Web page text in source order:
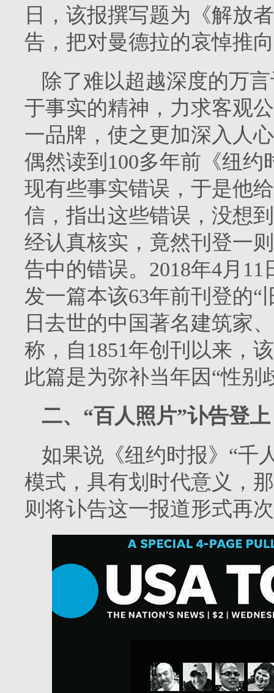
日，该报撰写题为《解放
告，把对曼德拉的哀悼推
除了难以超越深度的万
于事实的精神，力求客观
一品牌，使之更加深入人
偶然读到100多年前《纽
现有些事实错误，于是他
信，指出这些错误，没想
经认真核实，竟然刊登一
告中的错误。2018年4月
发一篇本该63年前刊登的“
日去世的中国著名建筑家
称，自1851年创刊以来，
此篇是为弥补当年因“性别
二、“百人照片”讣告登
如果说《纽约时报》“千
模式，具有划时代意义，
则将讣告这一报道形式再